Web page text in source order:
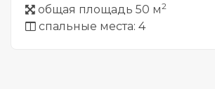
общая площадь 50 м2
спальные места: 4